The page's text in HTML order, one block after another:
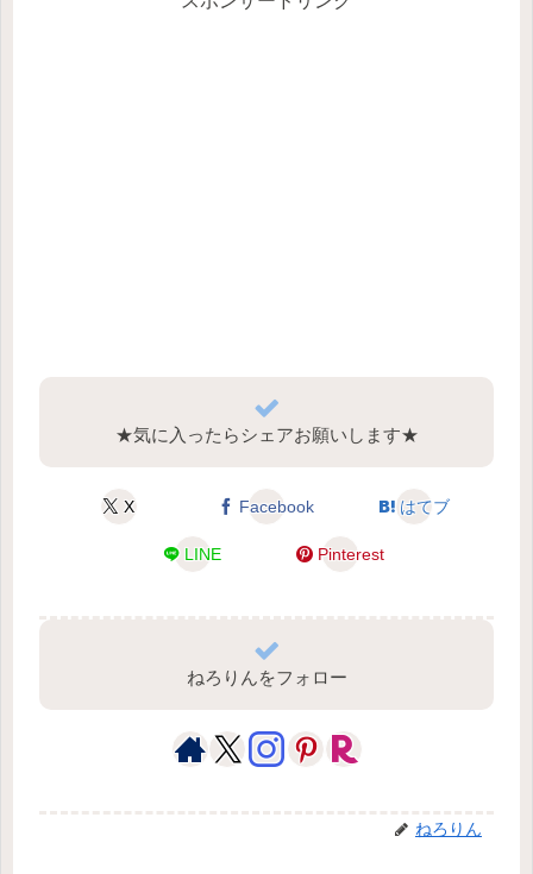
★気に入ったらシェアお願いします★
X Facebook はてブ
LINE Pinterest
ねろりんをフォロー
ねろりん